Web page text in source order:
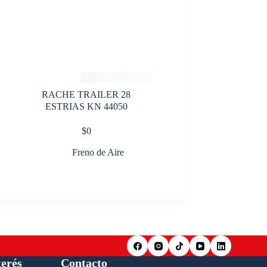
RACHE TRAILER 28
ESTRIAS KN 44050
$0
Freno de Aire
Contacto